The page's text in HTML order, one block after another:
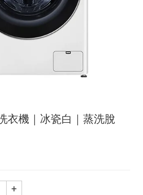
衣機｜冰瓷白｜蒸洗脫
+